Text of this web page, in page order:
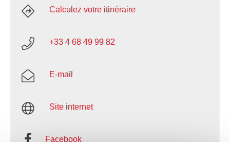
Calculez votre itinéraire
+33 4 68 49 99 82
E-mail
Site internet
Facebook